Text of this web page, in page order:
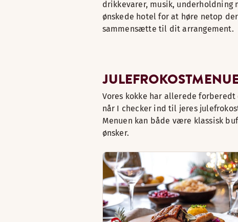
drikkevarer, musik, underholdning
ønskede hotel for at høre netop
sammensætte til dit arrangement.
Vores kokke har allerede
når I checker ind til jeres
Menuen kan både være klassisk
ønsker.